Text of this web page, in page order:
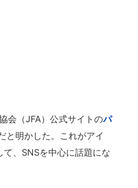
会（JFA）公式サイトのパ
と明かした。これがアイ
て、SNSを中心に話題にな